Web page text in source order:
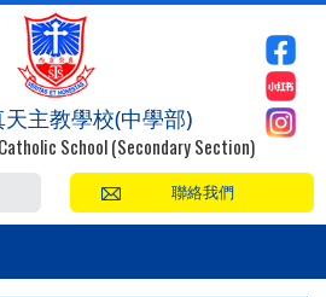
主教學校(中學部)
School (Secondary Section)
聯絡我們